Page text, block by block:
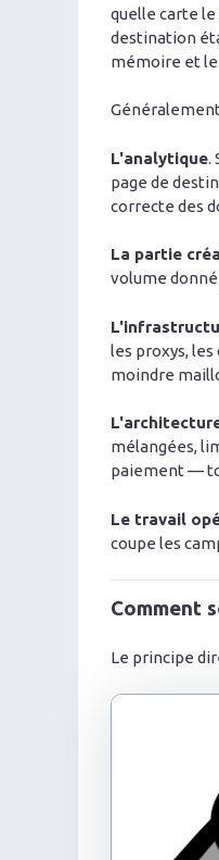
quelle carte
destination
mémoire et
L'analytique.
page de
correcte des
La partie
volume donné
les proxys,
moindre
mélangées,
paiement —
Le travail
coupe les
Comment
Le principe